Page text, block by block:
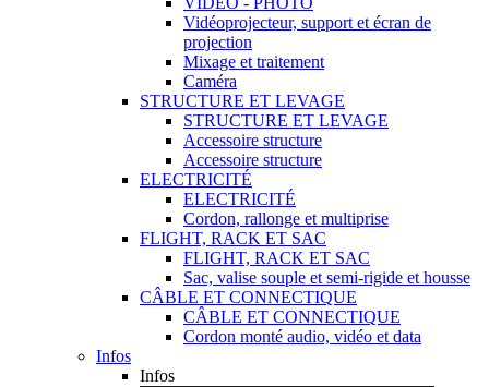
Vidéoprojecteur, support et écran de
projection
Mixage et traitement
Caméra
STRUCTURE ET LEVAGE
STRUCTURE ET LEVAGE
Accessoire structure
Accessoire structure
ELECTRICITÉ
ELECTRICITÉ
Cordon, rallonge et multiprise
FLIGHT, RACK ET SAC
FLIGHT, RACK ET SAC
Sac, valise souple et semi-rigide et housse
CÂBLE ET CONNECTIQUE
CÂBLE ET CONNECTIQUE
Cordon monté audio, vidéo et data
Infos
Infos